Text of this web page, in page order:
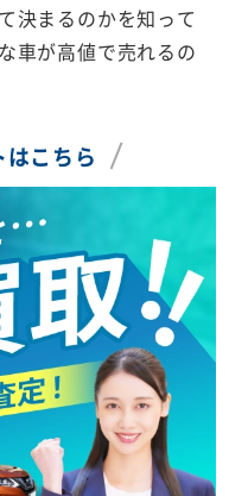
決まるのかを知って
車が高値で売れるの
こちら